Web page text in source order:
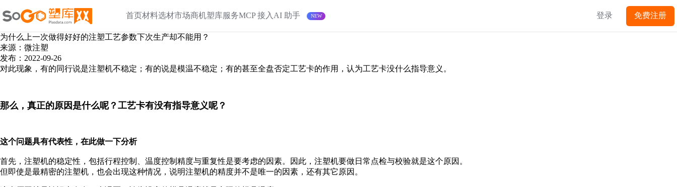
首页材料选材市场商机塑库服务MCP 接入 AI 助手 登录 免费注册
为什么上一次做得好好的注塑工艺参数下次生产却不能用？
来源：微注塑
发布：2022-09-26
对此现象，有的同行说是注塑机不稳定；有的说是模温不稳定；有的甚至全盘否定工艺卡的作用，认为工艺卡没什么指导意义。
那么，真正的原因是什么呢？工艺卡有没有指导意义呢？
这个问题具有代表性，在此做一下分析
首先，注塑机的稳定性，包括行程控制、温度控制精度与重复性是要考虑的因素。因此，注塑机要做日常点检与校验就是这个原因。
但即使是最精密的注塑机，也会出现这种情况，说明注塑机的精度并不是唯一的因素，还有其它原因。